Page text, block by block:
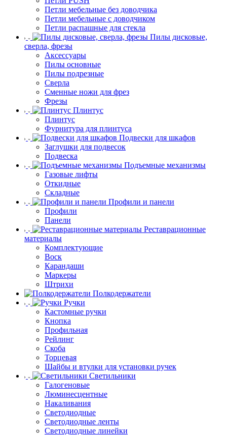
Петли мебельные без доводчика
Петли мебельные с доводчиком
Петли распашные для стекла
Пилы дисковые,
сверла, фрезы
Аксессуары
Пилы основные
Пилы подрезные
Сверла
Сменные ножи для фрез
Фрезы
Плинтус
Плинтус
Фурнитура для плинтуса
Подвески для шкафов
Заглушки для подвесок
Подвеска
Подъемные механизмы
Газовые лифты
Откидные
Складные
Профили и панели
Профили
Панели
Реставрационные
материалы
Комплектующие
Воск
Карандаши
Маркеры
Штрихи
Полкодержатели
Ручки
Кастомные ручки
Кнопка
Профильная
Рейлинг
Скоба
Торцевая
Шайбы и втулки для установки ручек
Светильники
Галогеновые
Люминесцентные
Накаливания
Светодиодные
Светодиодные ленты
Светодиодные линейки